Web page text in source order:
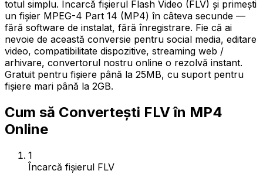
totul simplu. Încarcă fișierul Flash Video (FLV) și primești
un fișier MPEG-4 Part 14 (MP4) în câteva secunde —
fără software de instalat, fără înregistrare. Fie că ai
nevoie de această conversie pentru social media, editare
video, compatibilitate dispozitive, streaming web /
arhivare, convertorul nostru online o rezolvă instant.
Gratuit pentru fișiere până la 25MB, cu suport pentru
fișiere mari până la 2GB.
Cum să Convertești FLV în MP4
Online
1
Încarcă fișierul FLV